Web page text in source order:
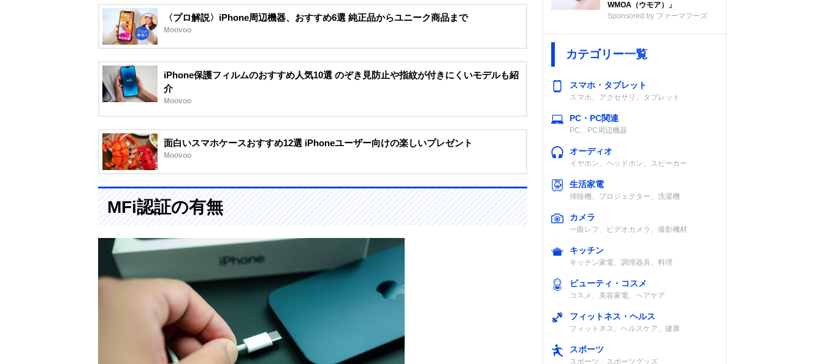
〈プロ解説〉iPhone周辺機器、おすすめ6選 純正品からユニーク商品まで
Moovoo
iPhone保護フィルムのおすすめ人気10選 のぞき見防止や指紋が付きにくいモデルも紹
介
Moovoo
面白いスマホケースおすすめ12選 iPhoneユーザー向けの楽しいプレゼント
Moovoo
MFi認証の有無
WMOA（ウモア）」
Sponsored by ファーマフーズ
カテゴリー一覧
スマホ・タブレット
スマホ、アクセサリ、タブレット
PC・PC関連
PC、PC周辺機器
オーディオ
イヤホン、ヘッドホン、スピーカー
生活家電
掃除機、プロジェクター、洗濯機
カメラ
一眼レフ、ビデオカメラ、撮影機材
キッチン
キッチン家電、調理器具、料理
ビューティ・コスメ
コスメ、美容家電、ヘアケア
フィットネス・ヘルス
フィットネス、ヘルスケア、健康
スポーツ
スポーツ、スポーツグッズ